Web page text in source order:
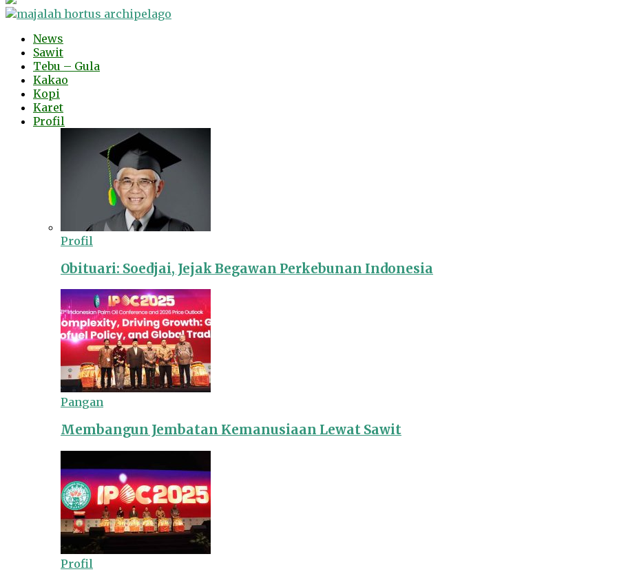
News
Sawit
Tebu – Gula
Kakao
Kopi
Karet
Profil
Profil
Obituari: Soedjai, Jejak Begawan Perkebunan Indonesia
Pangan
Membangun Jembatan Kemanusiaan Lewat Sawit
Profil